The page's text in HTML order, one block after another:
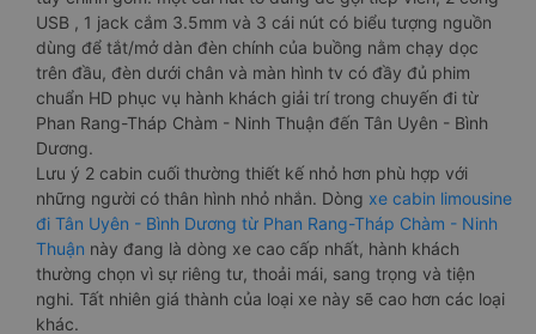
USB , 1 jack cắm 3.5mm và 3 cái nút có biểu tượng nguồn
dùng để tắt/mở dàn đèn chính của buồng nằm chạy dọc
trên đầu, đèn dưới chân và màn hình tv có đầy đủ phim
chuẩn HD phục vụ hành khách giải trí trong chuyến đi từ
Phan Rang-Tháp Chàm - Ninh Thuận đến Tân Uyên - Bình
Dương.
Lưu ý 2 cabin cuối thường thiết kế nhỏ hơn phù hợp với
những người có thân hình nhỏ nhắn. Dòng xe cabin limousine
đi Tân Uyên - Bình Dương từ Phan Rang-Tháp Chàm - Ninh
Thuận này đang là dòng xe cao cấp nhất, hành khách
thường chọn vì sự riêng tư, thoải mái, sang trọng và tiện
nghi. Tất nhiên giá thành của loại xe này sẽ cao hơn các loại
khác.